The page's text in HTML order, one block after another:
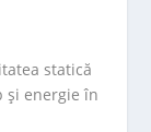
statică
și energie în